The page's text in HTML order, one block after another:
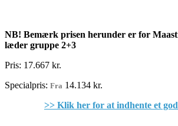
NB! Bemærk prisen herunder er for
læder gruppe 2+3
Pris: 17.667 kr.
Specialpris: Fra 14.134 kr.
>> Klik her for at indhente et